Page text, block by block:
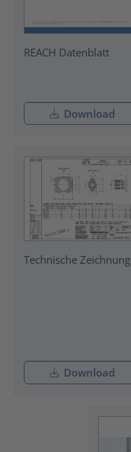
REACH Datenblatt
Download
Technische Zeichnung
Download